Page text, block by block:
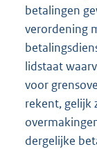
betalingen
verordening
lidstaat
voor
rekent, gelijk
dergelijke